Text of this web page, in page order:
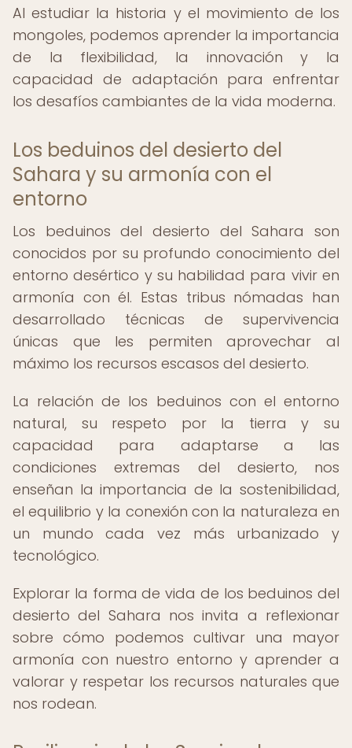
Al estudiar la historia y el movimiento de los
mongoles, podemos aprender la importancia
de la flexibilidad, la innovación y la
capacidad de adaptación para enfrentar
los desafíos cambiantes de la vida moderna.
Los beduinos del desierto del
Sahara y su armonía con el
entorno
Los beduinos del desierto del Sahara son
conocidos por su profundo conocimiento del
entorno desértico y su habilidad para vivir en
armonía con él. Estas tribus nómadas han
desarrollado técnicas de supervivencia
únicas que les permiten aprovechar al
máximo los recursos escasos del desierto.
La relación de los beduinos con el entorno
natural, su respeto por la tierra y su
capacidad para adaptarse a las
condiciones extremas del desierto, nos
enseñan la importancia de la sostenibilidad,
el equilibrio y la conexión con la naturaleza en
un mundo cada vez más urbanizado y
tecnológico.
Explorar la forma de vida de los beduinos del
desierto del Sahara nos invita a reflexionar
sobre cómo podemos cultivar una mayor
armonía con nuestro entorno y aprender a
valorar y respetar los recursos naturales que
nos rodean.